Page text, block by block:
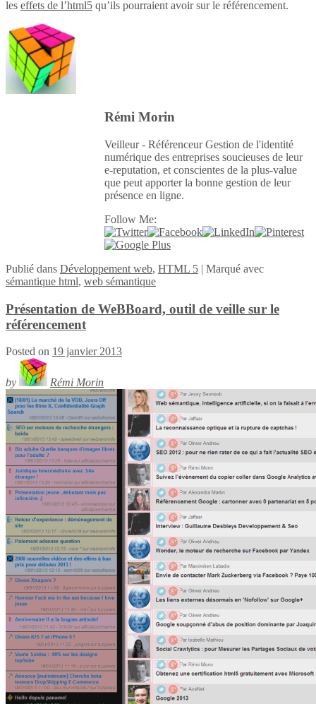
les effets de l’html5 qu’ils pourraient avoir sur le référencement.
Rémi Morin
Veilleur - Référenceur Gestion de l'identité
numérique des entreprises soucieuses de leur
e-reputation, et conscientes de la plus-value
que peut apporter la bonne gestion de leur
présence en ligne.
Follow Me:
Publié dans Développement web, HTML 5 | Marqué avec
sémantique html, web sémantique
Présentation de WeBBoard, outil de veille sur le
référencement
Posted on 19 janvier 2013
by Rémi Morin